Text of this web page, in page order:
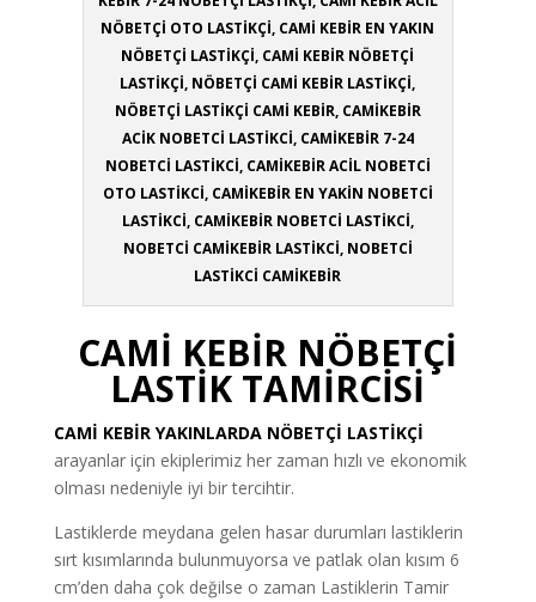
NÖBETÇİ OTO LASTİKÇİ, CAMİ KEBİR EN YAKIN
NÖBETÇİ LASTİKÇİ, CAMİ KEBİR NÖBETÇİ
LASTİKÇİ, NÖBETÇİ CAMİ KEBİR LASTİKÇİ,
NÖBETÇİ LASTİKÇİ CAMİ KEBİR, CAMİKEBİR
ACİK NOBETCİ LASTİKCİ, CAMİKEBİR 7-24
NOBETCİ LASTİKCİ, CAMİKEBİR ACİL NOBETCİ
OTO LASTİKCİ, CAMİKEBİR EN YAKİN NOBETCİ
LASTİKCİ, CAMİKEBİR NOBETCİ LASTİKCİ,
NOBETCİ CAMİKEBİR LASTİKCİ, NOBETCİ
LASTİKCİ CAMİKEBİR
CAMİ KEBİR NÖBETÇİ
LASTİK TAMİRCİSİ
CAMİ KEBİR YAKINLARDA NÖBETÇİ LASTİKÇİ
arayanlar için ekiplerimiz her zaman hızlı ve ekonomik
olması nedeniyle iyi bir tercihtir.
Lastiklerde meydana gelen hasar durumları lastiklerin
sırt kısımlarında bulunmuyorsa ve patlak olan kısım 6
cm’den daha çok değilse o zaman Lastiklerin Tamir